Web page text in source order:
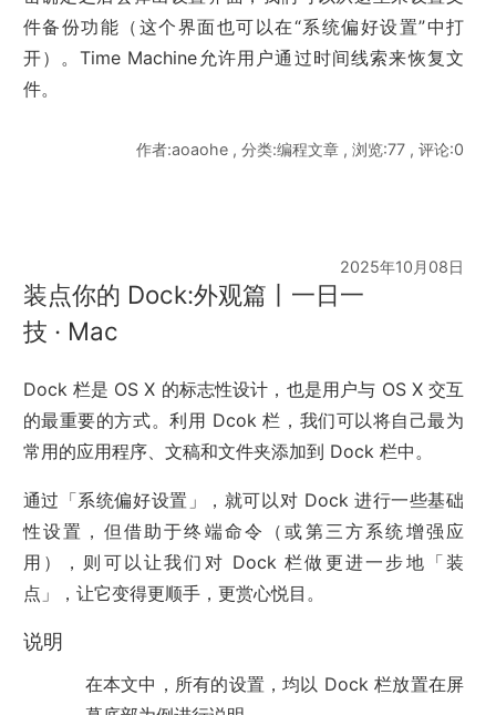
件备份功能（这个界面也可以在“系统偏好设置”中打
开）。Time Machine允许用户通过时间线索来恢复文
件。
作者:aoaohe , 分类:编程文章 , 浏览:77 , 评论:0
2025年10月08日
装点你的 Dock:外观篇丨一日一
技 · Mac
Dock 栏是 OS X 的标志性设计，也是用户与 OS X 交互
的最重要的方式。利用 Dcok 栏，我们可以将自己最为
常用的应用程序、文稿和文件夹添加到 Dock 栏中。
通过「系统偏好设置」，就可以对 Dock 进行一些基础
性设置，但借助于终端命令（或第三方系统增强应
用），则可以让我们对 Dock 栏做更进一步地「装
点」，让它变得更顺手，更赏心悦目。
说明
在本文中，所有的设置，均以 Dock 栏放置在屏